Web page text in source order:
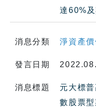
達60%及
消息分類 淨資產
發言日期
消息標題
元大標
數股票